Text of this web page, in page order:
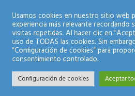
Usamos cookies en nuestro sitio web
experiencia más relevante recordando
visitas repetidas. Al hacer clic en
uso de TODAS las cookies. Sin
"Configuración de cookies" para
consentimiento controlado.
Configuración de cookies Aceptar